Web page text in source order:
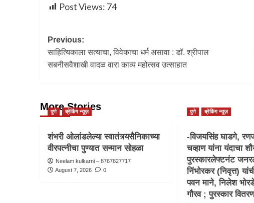
Post Views: 74
Previous:
साहित्यिकाला सत्याचा, विवेकाचा धर्म असावा : डॉ. श्रीपाल
सबनीसवैशाखी वादळ वारा काव्य महोत्सव उत्साहात
More Stories
पुणे ब्रेकिंग न्यूज़
शंभरी ओलांडलेल्या स्वातंत्र्यसैनिकाच्या
वीरपत्नीचा पुण्यात सन्मान सोहळा
Neelam kulkarni – 8767827717
August 7, 2026
0
पुणे ब्रेकिंग न्यूज़
-विजयसिंह घाडगे,
चव्हाण यांना यंदाचा
पुरस्कारलेफ्टनंट
निंभोरकर (निवृत्त)
पवन माने, निलेश
गौरव ; पुरस्कार